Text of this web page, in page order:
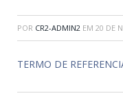
POR CR2-ADMIN2 EM 20 DE
TERMO DE